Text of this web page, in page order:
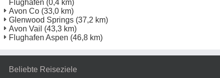
Flughafen (0,4 km)
Avon Co (33,0 km)
Glenwood Springs (37,2 km)
Avon Vail (43,3 km)
Flughafen Aspen (46,8 km)
Beliebte Reiseziele